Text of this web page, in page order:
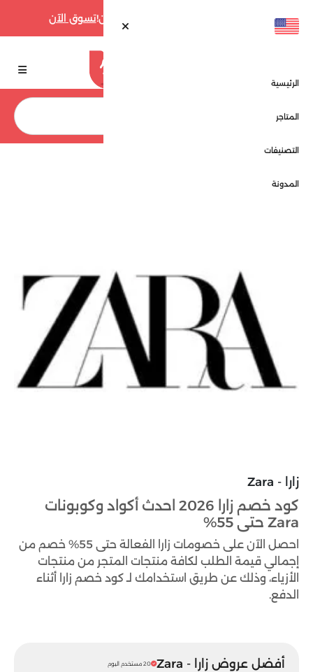
تسوق الآن
الرئيسية
المتاجر
التصنيفات
المدونة
زارا - Zara
كود خصم زارا 2026 احدث أكواد وكوبونات
Zara حتى 55%
احصل الآن على خصومات زارا الفعالة حتى 55% خصم من
إجمالي قيمة الطلب لكافة منتجات المتجر من منتجات
الأزياء، وذلك عن طريق استخدامك لـ كود خصم زارا أثناء
الدفع.
أفضل عروض زارا - Zara 20 مستخدم اليوم